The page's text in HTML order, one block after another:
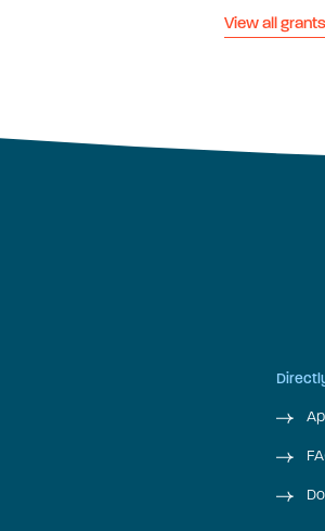
View all grants